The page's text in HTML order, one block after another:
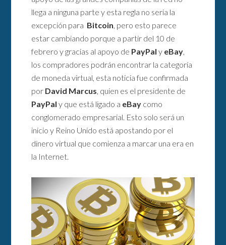
llega a ninguna parte y esta regla no seria la
excepción para Bitcoin, pero esto parece
estar cambiando porque a partir del 10 de
febrero y gracias al apoyo de PayPal y eBay,
los compradores podrán encontrar la categoría
de moneda virtual, esta noticia fue confirmada
por David Marcus, quien es el presidente de
PayPal y que está ligado a eBay como
conglomerado empresarial. Esto solo será un
inicio y Reino Unido está apostando por el
dinero virtual que comienza a marcar una era en
la Internet.